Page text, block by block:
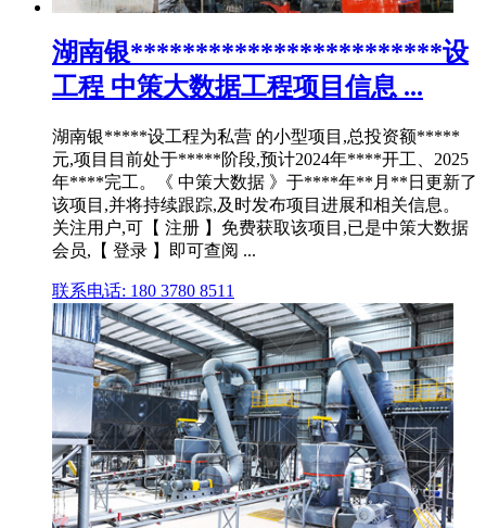
湖南银************************设
工程 中策大数据工程项目信息 ...
湖南银*****设工程为私营 的小型项目,总投资额*****
元,项目目前处于*****阶段,预计2024年****开工、2025
年****完工。《 中策大数据 》于****年**月**日更新了
该项目,并将持续跟踪,及时发布项目进展和相关信息。
关注用户,可【 注册 】免费获取该项目,已是中策大数据
会员,【 登录 】即可查阅 ...
联系电话: 180 3780 8511